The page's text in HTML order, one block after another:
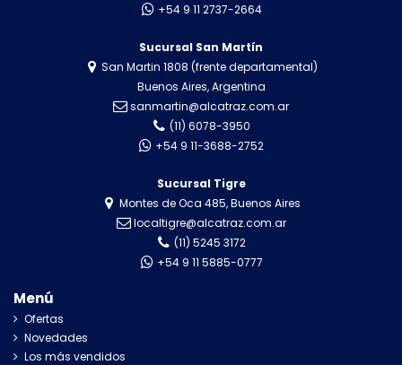
+54 9 11 2737-2664
Sucursal San Martín
San Martin 1808 (frente departamental)
Buenos Aires, Argentina
sanmartin@alcatraz.com.ar
(11) 6078-3950
+54 9 11-3688-2752
Sucursal Tigre
Montes de Oca 485, Buenos Aires
localtigre@alcatraz.com.ar
(11) 5245 3172
+54 9 11 5885-0777
Menú
Ofertas
Novedades
Los más vendidos